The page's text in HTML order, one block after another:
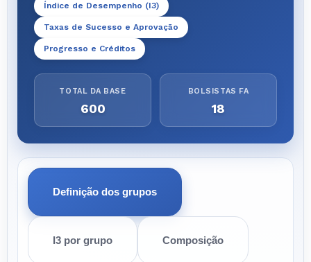
Índice de Desempenho (I3)
Taxas de Sucesso e Aprovação
Progresso e Créditos
TOTAL DA BASE
600
BOLSISTAS FA
18
Definição dos grupos
I3 por grupo Composição